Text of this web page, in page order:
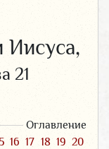
Иисуса,
21
Оглавление
16 17 18 19 20